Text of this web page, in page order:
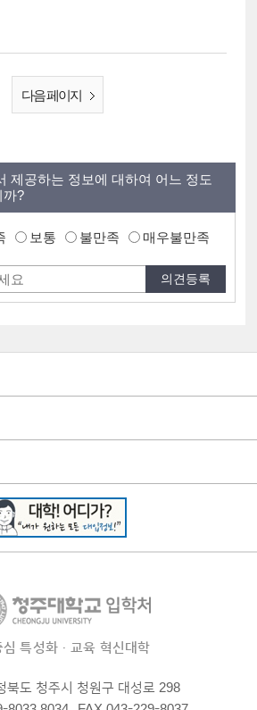
다음 페이지
제공하는 정보에 대하여 어느 정도
까?
보통 불만족 매우불만족
심 특성화·교육 혁신대학
북도 청주시 청원구 대성로 298